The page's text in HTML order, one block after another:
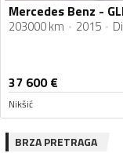
203000 km 2015
37 600€
Nikšić
BRZA PRETRAGA